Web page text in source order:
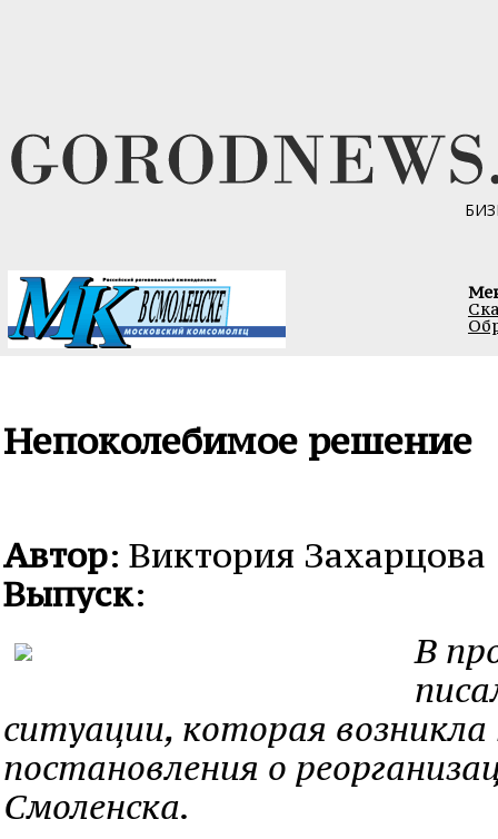
Непоколебимое решение
Автор: Виктория Захарцова
Выпуск:
В
ситуации, которая возникла
постановления о
Смоленска.